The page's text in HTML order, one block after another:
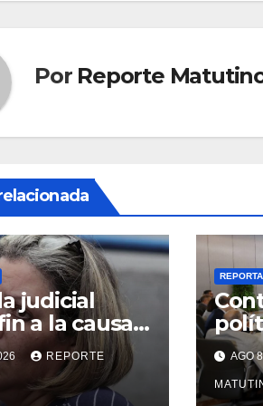
Por Reporte
judicial
a la causa
la exjuex
REPORTE AGO